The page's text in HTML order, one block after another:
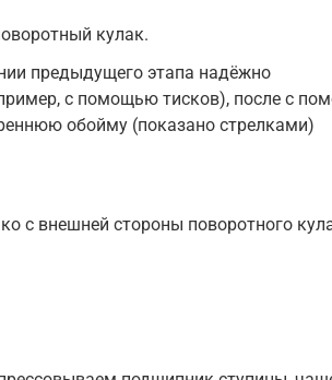
кулак.
предыдущего этапа надёжно
с помощью тисков), после с
обойму (показано стрелками)
с внешней стороны поворотного